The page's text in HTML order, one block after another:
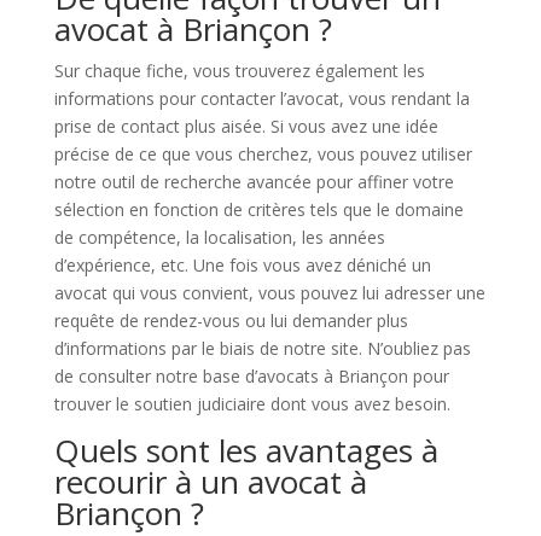
avocat à Briançon ?
Sur chaque fiche, vous trouverez également les
informations pour contacter l’avocat, vous rendant la
prise de contact plus aisée. Si vous avez une idée
précise de ce que vous cherchez, vous pouvez utiliser
notre outil de recherche avancée pour affiner votre
sélection en fonction de critères tels que le domaine
de compétence, la localisation, les années
d’expérience, etc. Une fois vous avez déniché un
avocat qui vous convient, vous pouvez lui adresser une
requête de rendez-vous ou lui demander plus
d’informations par le biais de notre site. N’oubliez pas
de consulter notre base d’avocats à Briançon pour
trouver le soutien judiciaire dont vous avez besoin.
Quels sont les avantages à
recourir à un avocat à
Briançon ?